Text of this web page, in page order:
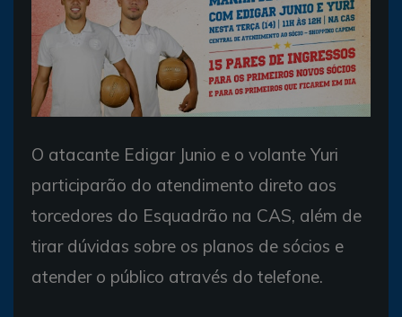
O atacante Edigar Junio e o volante Yuri
participarão do atendimento direto aos
torcedores do Esquadrão na CAS, além de
tirar dúvidas sobre os planos de sócios e
atender o público através do telefone.